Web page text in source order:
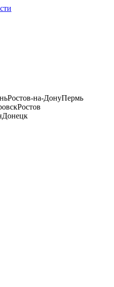
Ростов-на-ДонуПермь
Ростов
Донецк